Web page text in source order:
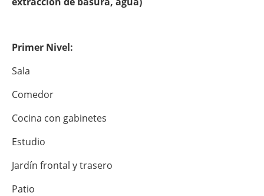
Primer Nivel:
Sala
Comedor
Cocina con gabinetes
Estudio
Jardín frontal y trasero
Patio